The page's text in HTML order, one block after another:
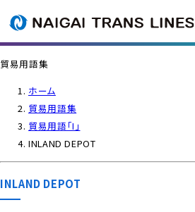
企業情報 / グローバルネットワーク
各種情報
貿易用語集
ホーム
貿易用語集
貿易用語「I」
INLAND DEPOT
INLAND DEPOT